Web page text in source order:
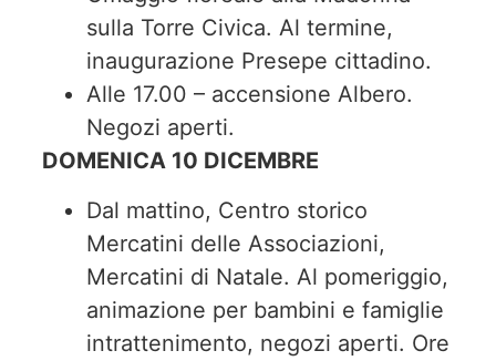
sulla Torre Civica. Al termine,
inaugurazione Presepe cittadino.
Alle 17.00 – accensione Albero.
Negozi aperti.
DOMENICA 10 DICEMBRE
Dal mattino, Centro storico
Mercatini delle Associazioni,
Mercatini di Natale. Al pomeriggio,
animazione per bambini e famiglie
intrattenimento, negozi aperti. Ore